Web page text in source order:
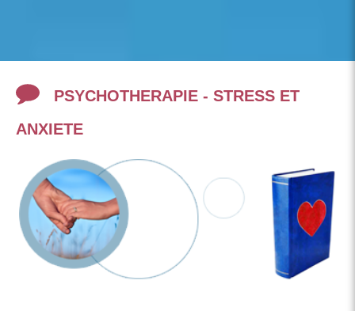
PSYCHOTHERAPIE - STRESS ET
ANXIETE